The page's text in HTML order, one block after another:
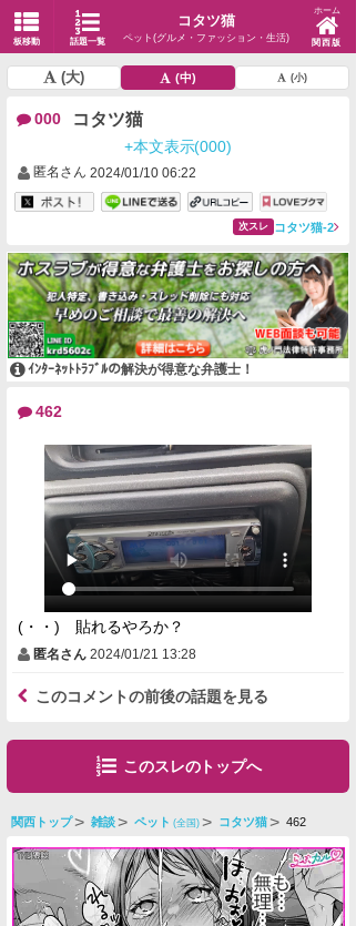
板移動 話題一覧
コタツ猫
ペット(グルメ・ファッション・生活)
ホーム
関西版
(大) (中) (小)
000 コタツ猫
+本文表示(000)
匿名さん 2024/01/10 06:22
次スレ コタツ猫-2
ｲﾝﾀｰﾈｯﾄﾄﾗﾌﾞﾙの解決が得意な弁護士！
462
(・・) 貼れるやろか？
匿名さん 2024/01/21 13:28
このコメントの前後の話題を見る
このスレのトップへ
関西トップ 雑談 ペット (全国) コタツ猫 462